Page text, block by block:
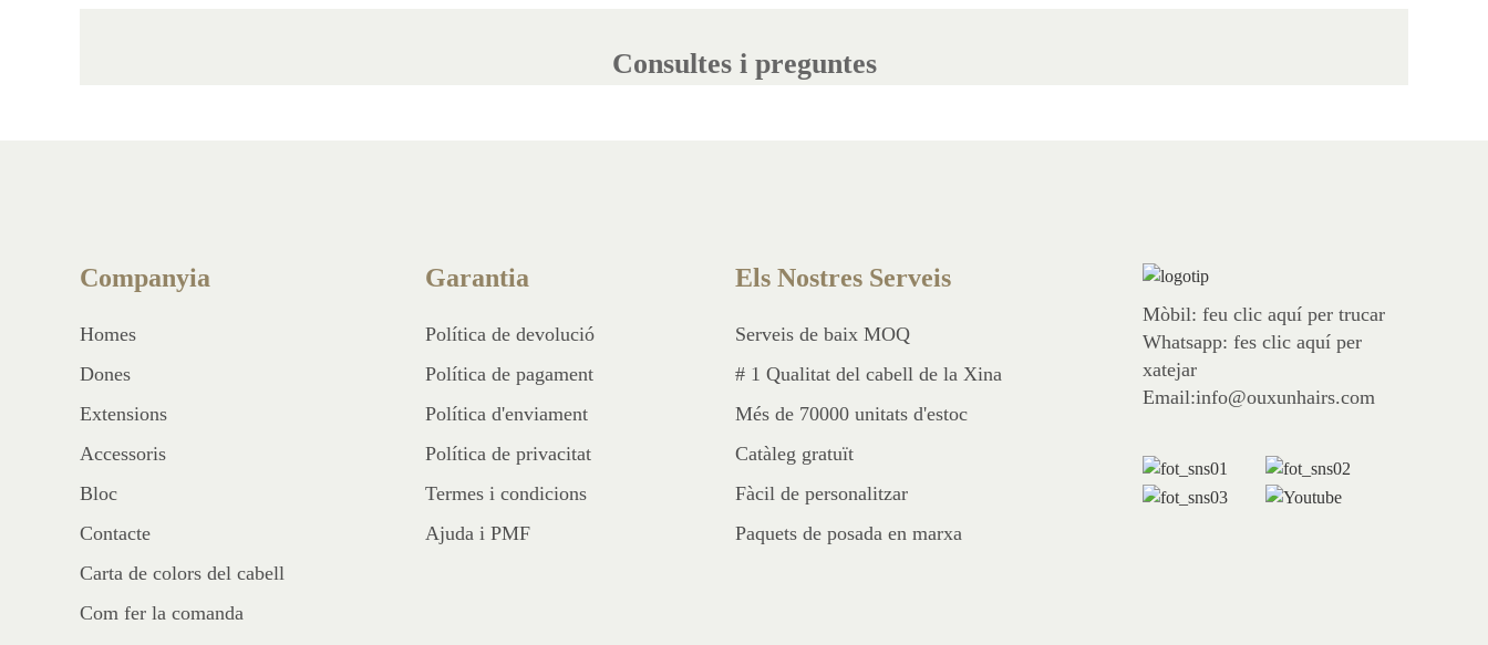
Consultes i preguntes
Companyia
Homes
Dones
Extensions
Accessoris
Bloc
Contacte
Carta de colors del cabell
Com fer la comanda
Garantia
Política de devolució
Política de pagament
Política d'enviament
Política de privacitat
Termes i condicions
Ajuda i PMF
Els Nostres Serveis
Serveis de baix MOQ
# 1 Qualitat del cabell de la Xina
Més de 70000 unitats d'estoc
Catàleg gratuït
Fàcil de personalitzar
Paquets de posada en marxa
Mòbil: feu clic aquí per trucar
Whatsapp: fes clic aquí per
xatejar
Email:info@ouxunhairs.com